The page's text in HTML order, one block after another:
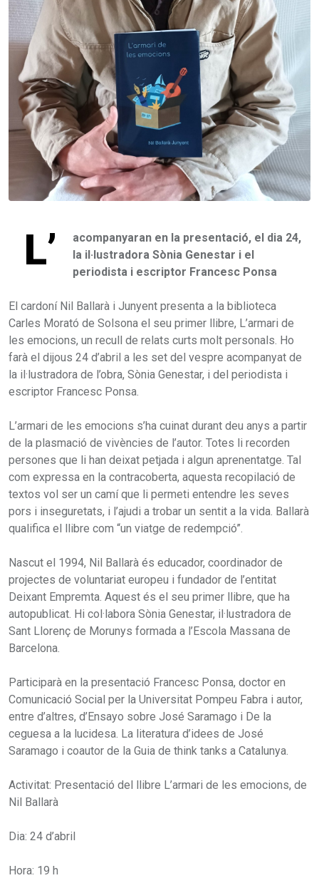
L’
acompanyaran en la presentació, el dia 24,
la il·lustradora Sònia Genestar i el
periodista i escriptor Francesc Ponsa
El cardoní Nil Ballarà i Junyent presenta a la biblioteca
Carles Morató de Solsona el seu primer llibre, L’armari de
les emocions, un recull de relats curts molt personals. Ho
farà el dijous 24 d’abril a les set del vespre acompanyat de
la il·lustradora de l’obra, Sònia Genestar, i del periodista i
escriptor Francesc Ponsa.
L’armari de les emocions s’ha cuinat durant deu anys a partir
de la plasmació de vivències de l’autor. Totes li recorden
persones que li han deixat petjada i algun aprenentatge. Tal
com expressa en la contracoberta, aquesta recopilació de
textos vol ser un camí que li permeti entendre les seves
pors i inseguretats, i l’ajudi a trobar un sentit a la vida. Ballarà
qualifica el llibre com “un viatge de redempció”.
Nascut el 1994, Nil Ballarà és educador, coordinador de
projectes de voluntariat europeu i fundador de l’entitat
Deixant Empremta. Aquest és el seu primer llibre, que ha
autopublicat. Hi col·labora Sònia Genestar, il·lustradora de
Sant Llorenç de Morunys formada a l’Escola Massana de
Barcelona.
Participarà en la presentació Francesc Ponsa, doctor en
Comunicació Social per la Universitat Pompeu Fabra i autor,
entre d’altres, d’Ensayo sobre José Saramago i De la
ceguesa a la lucidesa. La literatura d’idees de José
Saramago i coautor de la Guia de think tanks a Catalunya.
Activitat: Presentació del llibre L’armari de les emocions, de
Nil Ballarà
Dia: 24 d’abril
Hora: 19 h